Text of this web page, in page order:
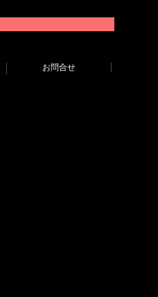
お問合せ